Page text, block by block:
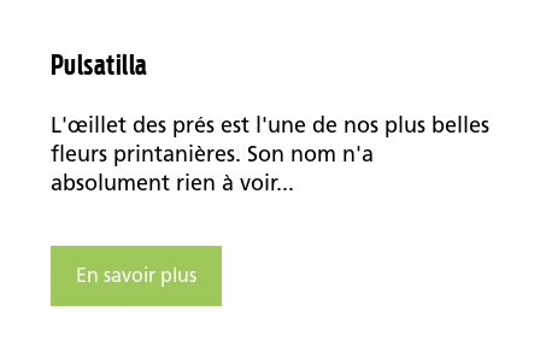
Pulsatilla
L'œillet des prés est l'une de nos plus belles
fleurs printanières. Son nom n'a
absolument rien à voir...
En savoir plus